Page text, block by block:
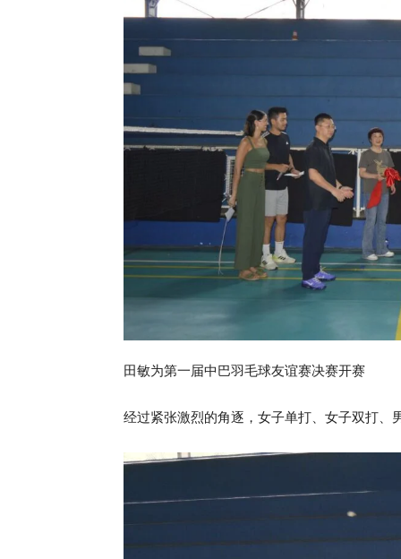
田敏为第一届中巴羽毛球友谊赛决赛开赛
经过紧张激烈的角逐，女子单打、女子双打